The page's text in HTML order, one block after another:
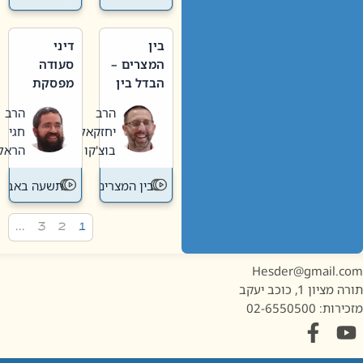
בין
המצרים –
הבדל בין
חדשה
לישנה
הרב
יחזקאל
בוצ'קו
בין המצרים
דיני
סעודה
מפסקת
תשעה
באב
הרב
חגי
הראל
תשעה באב
1, כוכב יעקב
02-6550500